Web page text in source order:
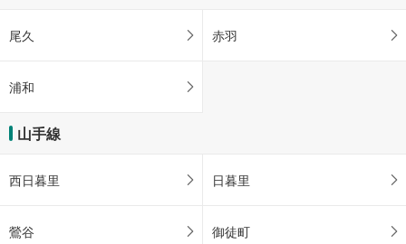
尾久 赤羽
浦和
山手線
西日暮里 日暮里
鶯谷 御徒町